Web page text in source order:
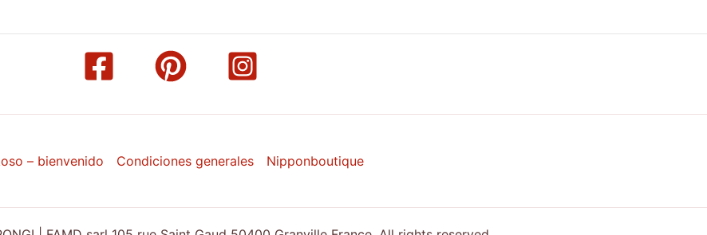
– bienvenido Condiciones generales Nipponboutique